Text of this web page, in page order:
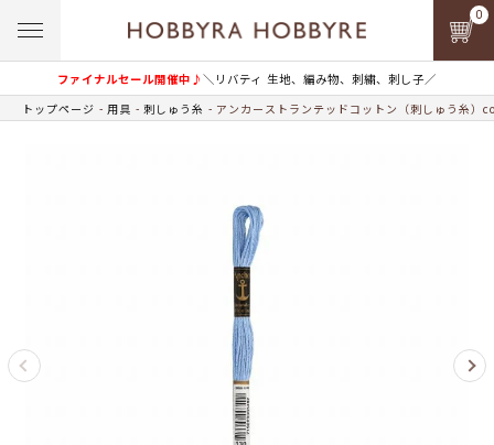
ファイナルセール開催中♪＼リバティ 生地、編み物、刺繍、刺し子／
0
トップページ 用具 刺しゅう糸 アンカーストランテッドコットン（刺しゅう糸）